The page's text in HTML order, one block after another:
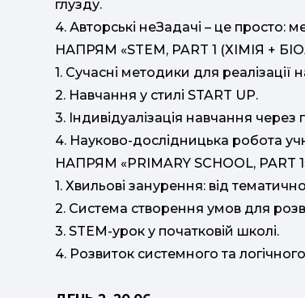
глузду.
4. Авторські неЗадачі – це просто:
НАПРЯМ «STEM, PART 1 (ХІМІЯ +
1. Сучасні методики для реалізації
2. Навчання у стилі START UP.
3. Індивідуалізація навчання через
4. Науково-дослідницька робота
НАПРЯМ «PRIMARY SCHOOL, PART
1. Хвильові занурення: від
2. Система створення умов для
3. STEM-урок у початковій школі.
4. Розвиток системного та